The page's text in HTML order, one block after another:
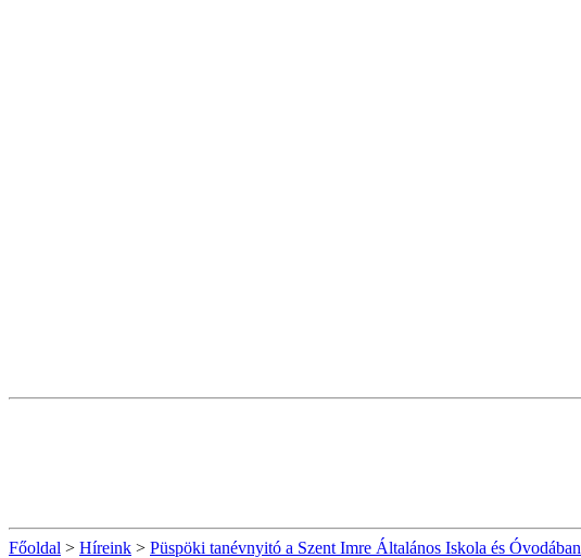
Főoldal > Híreink > Püspöki tanévnyitó a Szent Imre Általános Iskola és Óvodában